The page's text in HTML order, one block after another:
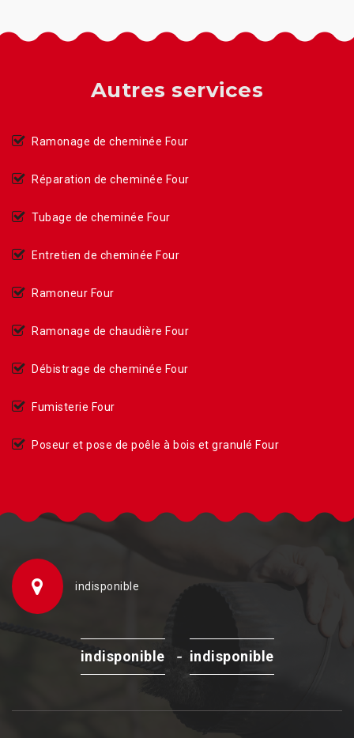
Autres services
Ramonage de cheminée Four
Réparation de cheminée Four
Tubage de cheminée Four
Entretien de cheminée Four
Ramoneur Four
Ramonage de chaudière Four
Débistrage de cheminée Four
Fumisterie Four
Poseur et pose de poêle à bois et granulé Four
indisponible
indisponible - indisponible